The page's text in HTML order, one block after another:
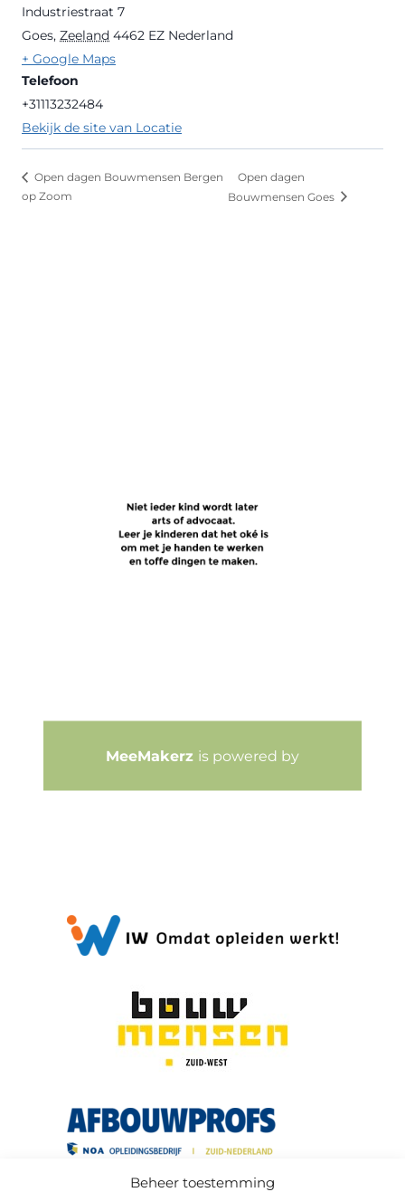
Beheer toestemming
Industriestraat 7
Goes, Zeeland 4462 EZ Nederland
+ Google Maps
Telefoon
+31113232484
Bekijk de site van Locatie
Open dagen Bouwmensen Bergen
op Zoom
Open dagen
Bouwmensen Goes
MeeMakerz is powered by